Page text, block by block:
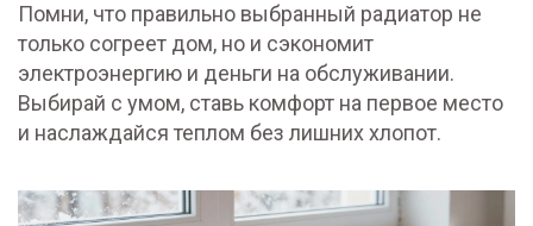
Помни, что правильно выбранный радиатор не
только согреет дом, но и сэкономит
электроэнергию и деньги на обслуживании.
Выбирай с умом, ставь комфорт на первое место
и наслаждайся теплом без лишних хлопот.